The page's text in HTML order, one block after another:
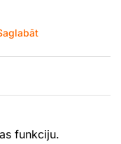
funkciju.